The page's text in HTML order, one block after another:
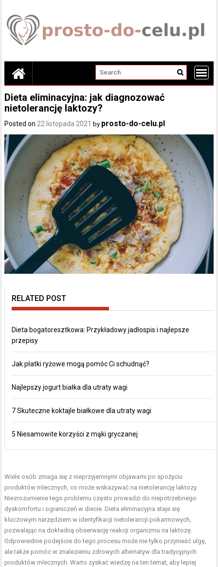
content
Dieta eliminacyjna: jak diagnozować
nietolerancję laktozy?
Posted on22 listopada 2021 by prosto-do-celu.pl
RELATED POST
Dieta bogatoresztkowa: Przykładowy jadłospis i najlepsze
przepisy
Jak płatki ryżowe mogą pomóc Ci schudnąć?
Najlepszy jogurt białka dla utraty wagi
7 Skuteczne koktajle białkowe dla utraty wagi
5 Niesamowite korzyści z mąki gryczanej
Wiele osób zmaga się z nieprzyjemnymi objawami po spożyciu
produktów mlecznych, co może wskazywać na nietolerancję laktozy.
Niezrozumienie tego problemu często prowadzi do niepotrzebnego
dyskomfortu i ograniczeń w diecie. Dieta eliminacyjna staje się
kluczowym narzędziem w identyfikacji nietolerancji pokarmowych,
pozwalając na dokładną obserwację reakcji organizmu na laktozę.
Odpowiednie podejście do tego procesu może nie tylko przynieść ulgę,
ale także pomóc w znalezieniu zdrowych alternatyw dla tradycyjnych
produktów mlecznych. Warto zyskać wiedzę na ten temat, aby lepiej